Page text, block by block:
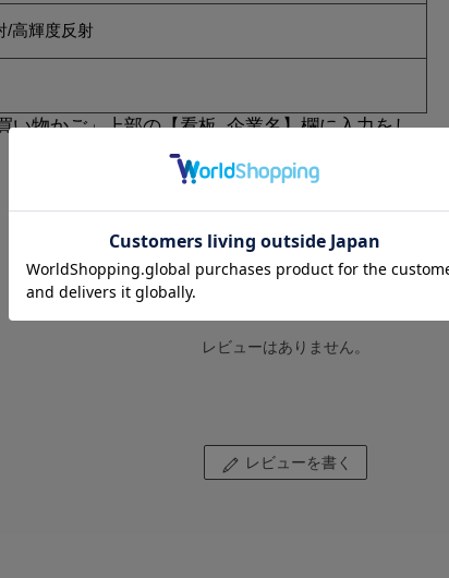
/高輝度反射
物かご」上部の【看板_企業名】欄に入力をし
レビューはありません。
レビューを書く